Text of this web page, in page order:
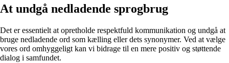
At undgå nedladende sprogbrug
Det er essentielt at opretholde respektfuld kommunikation og undgå at
bruge nedladende ord som kælling eller dets synonymer. Ved at vælge
vores ord omhyggeligt kan vi bidrage til en mere positiv og støttende
dialog i samfundet.